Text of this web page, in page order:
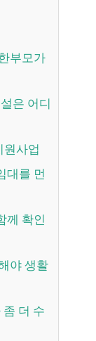
은 어디
원사업